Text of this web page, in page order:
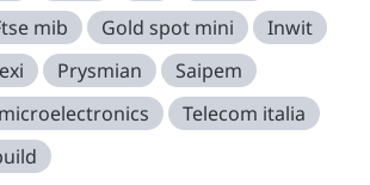
mib Gold spot mini
Inwit
Prysmian
Saipem
Telecom italia